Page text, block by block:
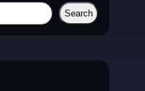
Search